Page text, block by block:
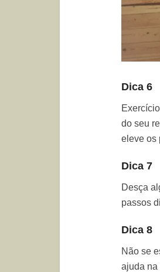
Dica 6
do seu
eleve os
Dica 7
Desça
passos
Dica 8
Não se
ajuda na